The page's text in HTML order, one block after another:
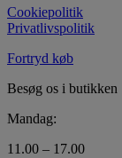
Cookiepolitik
Privatlivspolitik
Fortryd køb
Besøg os i butikken
Mandag:
11.00 – 17.00